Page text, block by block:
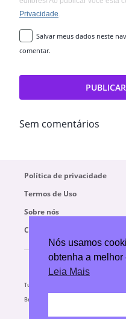
Privacidade.
Salvar meus dados neste
comentar.
Sem comentários
Política de privacidade
Termos de Uso
Sobre nós
Contato
Turismo no
Brasil
Nós usamos
obtenha a
Leia Mais